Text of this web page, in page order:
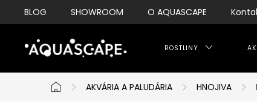
Přejít
na
BLOG SHOWROOM O AQUASCAPE
ROSTLINY
Domů
AKVÁRIA A PALUDÁRIA HNOJIVA